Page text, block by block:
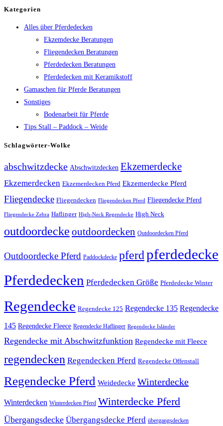
Kategorien
Alles über Pferdedecken
Ekzemdecke Beratungen
Fliegendecken Beratungen
Pferdedecken Beratungen
Pferdedecken mit Keramikstoff
Gamaschen für Pferde Beratungen
Sonstiges
Bodenarbeit für Pferde
Tips Stall – Paddock – Weide
Schlagwörter-Wolke
abschwitzdecke Abschwitzdecken Ekzemerdecke
Ekzemerdecken Ekzemerdecken Pferd Ekzemerdecke Pferd
Fliegendecke Fliegendecken Fliegendecken Pferd Fliegendecke Pferd
Fliegendecke Zebra Haflinger High-Neck Regendecke High Neck
outdoordecke outdoordecken Outdoordecken Pferd
Outdoordecke Pferd Paddockdecke pferdpferdedecke
Pferdedecken Pferdedecken Größe Pferdedecke Winter
Regendecke Regendecke 125 Regendecke 135 Regendecke
145 Regendecke Fleece Regendecke Haflinger Regendecke Isländer
Regendecke mit Abschwitzfunktion Regendecke mit Fleece
regendecken Regendecken Pferd Regendecke Offenstall
Regendecke Pferd Weidedecke Winterdecke
Winterdecken Winterdecken Pferd Winterdecke Pferd
Übergangsdecke Übergangsdecke Pferd übergangsdecken